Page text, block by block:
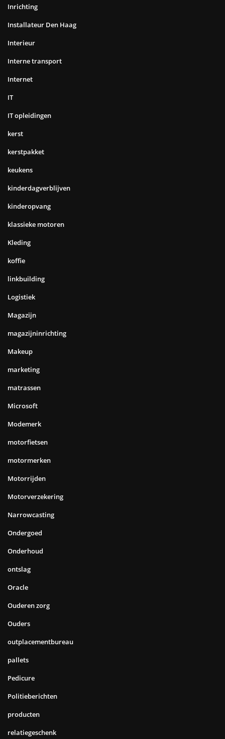
Inrichting
Installateur Den Haag
Interieur
Interne transport
Internet
IT
IT opleidingen
kerst
kerstpakket
keukens
kinderdagverblijven
kinderopvang
klassieke motoren
Kleding
koffie
linkbuilding
Logistiek
Magazijn
magazijninrichting
Makeup
marketing
matrassen
Microsoft
Modemerk
motorfietsen
motormerken
Motorrijden
Motorverzekering
Narrowcasting
Ondergoed
Onderhoud
ontslag
Oracle
Ouderen zorg
Ouders
outplacementbureau
pallets
Pedicure
Politieberichten
producten
relatiegeschenk